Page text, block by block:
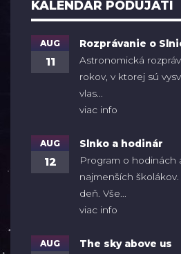
KALENDÁR PODUJATÍ
AUG
11
Rozprávanie o
Astronomická
rokov, v ktorej sú
vlas...
viac info
AUG
12
Slnko a hodinár
Program o hodinách
najmenších
deň. Vše...
viac info
AUG
The sky above us